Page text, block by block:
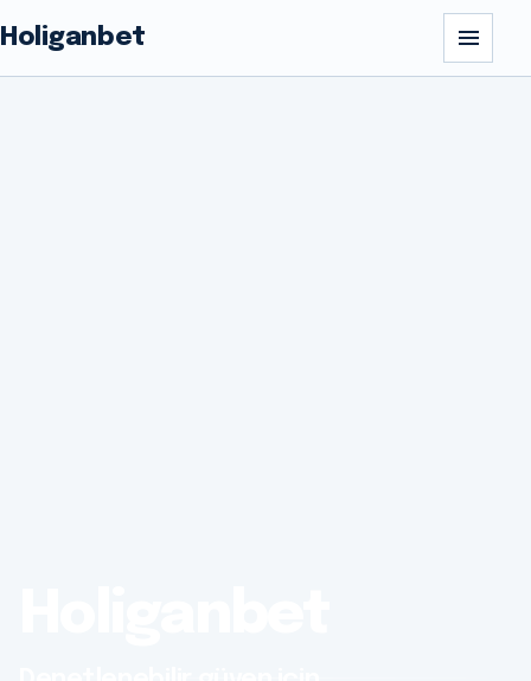
Holiganbet